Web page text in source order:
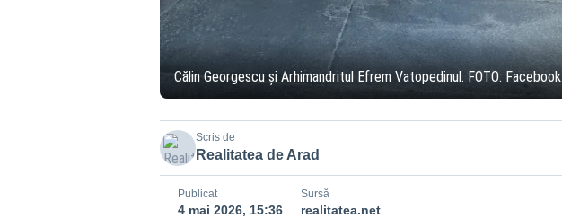
Călin Georgescu și Arhimandritul Efrem Vatopedinul. FOTO: Facebook
Scris de
Realitatea de Arad
Publicat
4 mai 2026, 15:36
Sursă
realitatea.net